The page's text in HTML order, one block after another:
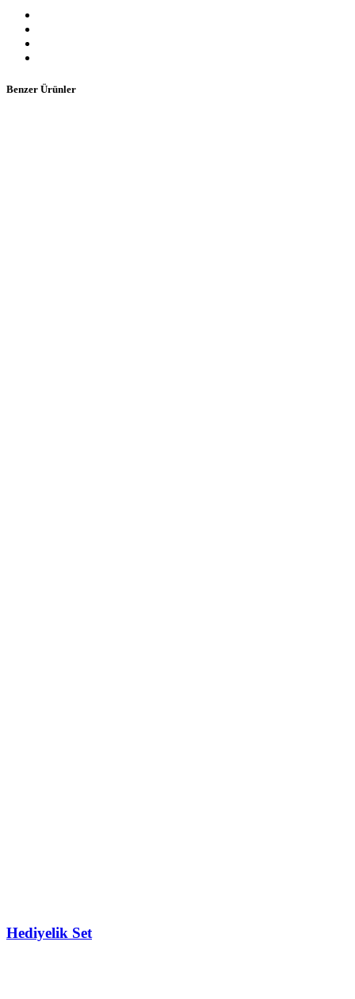
Benzer Ürünler
Hediyelik Set